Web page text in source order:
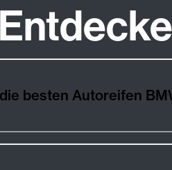
besten Autoreifen